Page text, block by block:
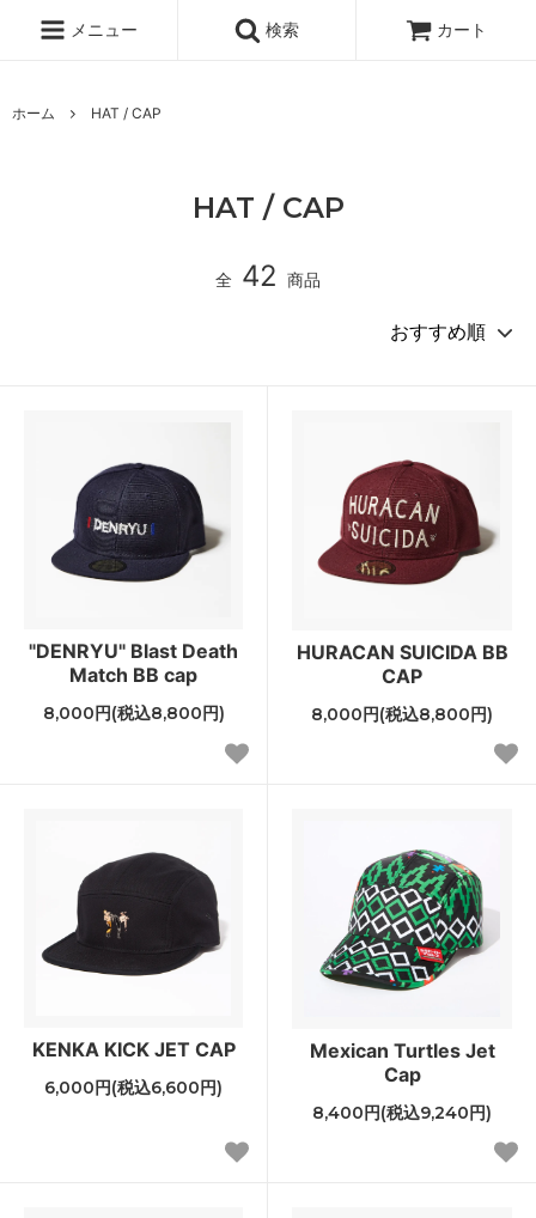
メニュー 検索 カート
ホーム HAT / CAP
HAT / CAP
全 42 商品
"DENRYU" Blast Death
Match BB cap
8,000円(税込8,800円)
HURACAN SUICIDA BB
CAP
8,000円(税込8,800円)
KENKA KICK JET CAP
6,000円(税込6,600円)
Mexican Turtles Jet
Cap
8,400円(税込9,240円)